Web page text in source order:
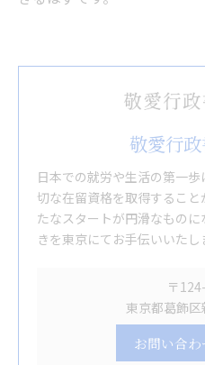
敬愛行
日本での就労や生活の第一
切な在留資格を取得するこ
たなスタートが円滑なもの
きを東京にてお手伝いいたし
〒
東京都葛飾
お問い合